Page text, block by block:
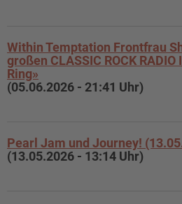
Within Temptation Frontfrau
großen CLASSIC ROCK
Ring»
(05.06.2026 - 21:41 Uhr)
Pearl Jam und Journey!
(13.05.2026 - 13:14 Uhr)